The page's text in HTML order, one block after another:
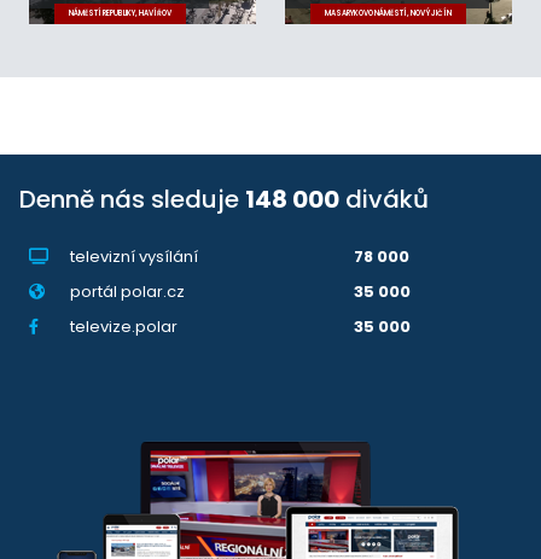
NÁMĚSTÍ REPUBLIKY, HAVÍŘOV MASARYKOVO NÁMĚSTÍ, NOVÝ JIČÍN
Denně nás sleduje 148 000 diváků
televizní vysílání
78 000
portál polar.cz
35 000
televize.polar
35 000